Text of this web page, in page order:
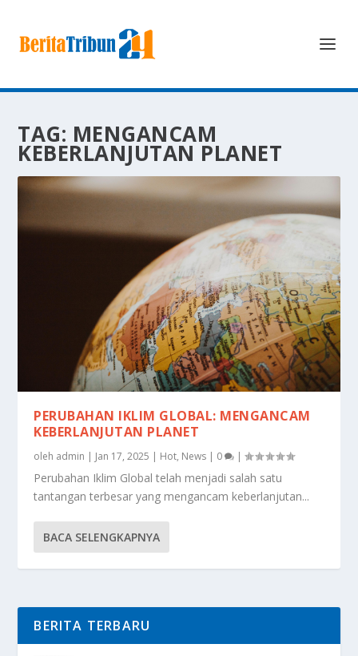
TAG: MENGANCAM
KEBERLANJUTAN PLANET
PERUBAHAN IKLIM GLOBAL: MENGANCAM
KEBERLANJUTAN PLANET
oleh admin | Jan 17, 2025 | Hot, News | 0 |
Perubahan Iklim Global telah menjadi salah satu
tantangan terbesar yang mengancam keberlanjutan...
BACA SELENGKAPNYA
BERITA TERBARU